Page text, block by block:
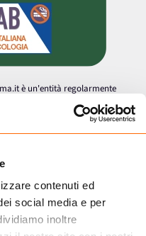
contenuti ed
social media e per
inoltre
è un'entità regolarmente
la vendita online di